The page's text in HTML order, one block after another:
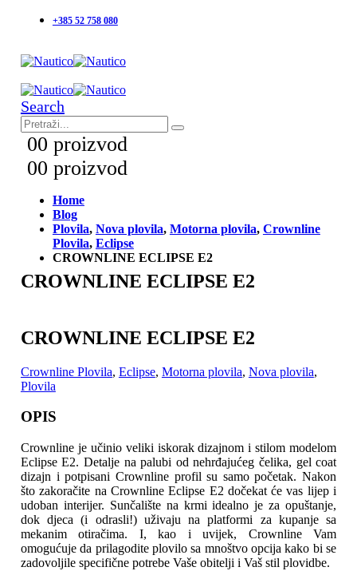
+385 52 758 080
Search
00 proizvod
00 proizvod
Home
Blog
Plovila, Nova plovila, Motorna plovila, Crownline
Plovila, Eclipse
CROWNLINE ECLIPSE E2
CROWNLINE ECLIPSE E2
CROWNLINE ECLIPSE E2
Crownline Plovila, Eclipse, Motorna plovila, Nova plovila,
Plovila
OPIS
Crownline je učinio veliki iskorak dizajnom i stilom modelom
Eclipse E2. Detalje na palubi od nehrđajućeg čelika, gel coat
dizajn i potpisani Crownline profil su samo početak.Nakon
što zakoračite na Crownline Eclipse E2 dočekat će vas lijep i
udoban interijer. Sunčalište na krmi idealno je za opuštanje,
dok djeca (i odrasli!) uživaju na platformi za kupanje sa
mekanim otiračima. I, kao i uvijek, Crownline Vam
omogućuje da prilagodite plovilo sa mnoštvo opcija kako bi se
zadovoljile specifične potrebe Vaše obitelji i Vaš stil plovidbe.